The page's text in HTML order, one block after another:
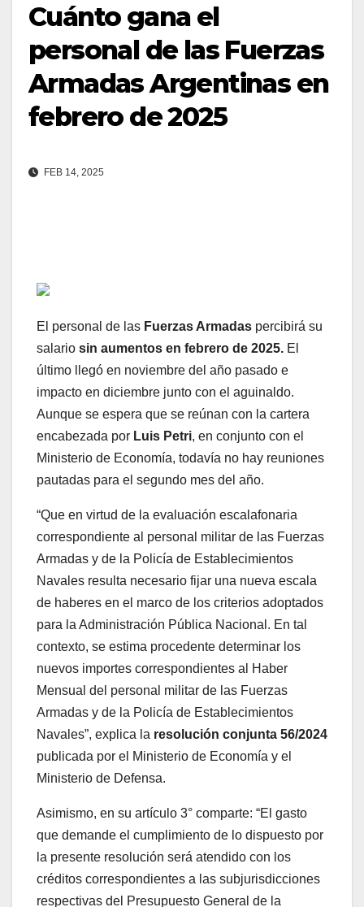
Cuánto gana el
personal de las Fuerzas
Armadas Argentinas en
febrero de 2025
FEB 14, 2025
El personal de las Fuerzas Armadas percibirá su
salario sin aumentos en febrero de 2025. El
último llegó en noviembre del año pasado e
impacto en diciembre junto con el aguinaldo.
Aunque se espera que se reúnan con la cartera
encabezada por Luis Petri, en conjunto con el
Ministerio de Economía, todavía no hay reuniones
pautadas para el segundo mes del año.
“Que en virtud de la evaluación escalafonaria
correspondiente al personal militar de las Fuerzas
Armadas y de la Policía de Establecimientos
Navales resulta necesario fijar una nueva escala
de haberes en el marco de los criterios adoptados
para la Administración Pública Nacional. En tal
contexto, se estima procedente determinar los
nuevos importes correspondientes al Haber
Mensual del personal militar de las Fuerzas
Armadas y de la Policía de Establecimientos
Navales”, explica la resolución conjunta 56/2024
publicada por el Ministerio de Economía y el
Ministerio de Defensa.
Asimismo, en su artículo 3° comparte: “El gasto
que demande el cumplimiento de lo dispuesto por
la presente resolución será atendido con los
créditos correspondientes a las subjurisdicciones
respectivas del Presupuesto General de la